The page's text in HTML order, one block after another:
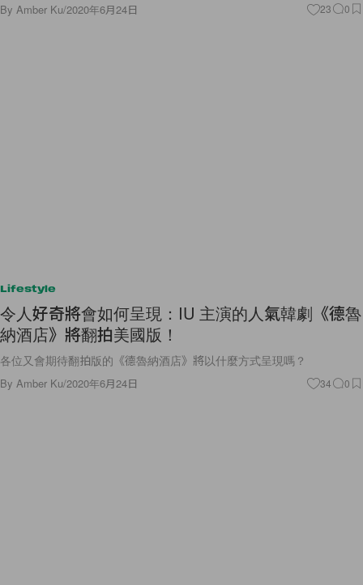
By Amber Ku/2020年6月24日 23 0
Lifestyle
令人好奇將會如何呈現：IU 主演的人氣韓劇《德魯
納酒店》將翻拍美國版！
各位又會期待翻拍版的《德魯納酒店》將以什麼方式呈現嗎？
By Amber Ku/2020年6月24日 34 0